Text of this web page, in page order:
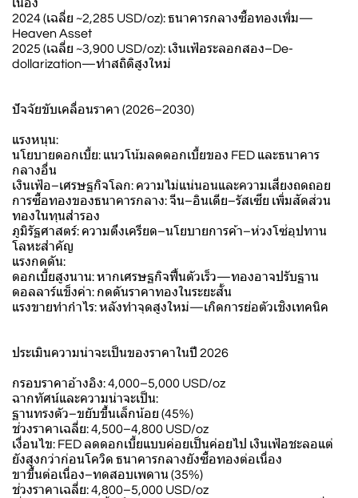
เนื่อง
2024 (เฉลี่ย ~2,285 USD/oz): ธนาคารกลางซื้อทองเพิ่ม—
Heaven Asset
2025 (เฉลี่ย ~3,900 USD/oz): เงินเฟ้อระลอกสอง–De-
dollarization—ทำสถิติสูงใหม่
ปัจจัยขับเคลื่อนราคา (2026–2030)
แรงหนุน:
นโยบายดอกเบี้ย: แนวโน้มลดดอกเบี้ยของ FED และธนาคาร
กลางอื่น
เงินเฟ้อ–เศรษฐกิจโลก: ความไม่แน่นอนและความเสี่ยงถดถอย
การซื้อทองของธนาคารกลาง: จีน–อินเดีย–รัสเซีย เพิ่มสัดส่วน
ทองในทุนสำรอง
ภูมิรัฐศาสตร์: ความตึงเครียด–นโยบายการค้า–ห่วงโซ่อุปทาน
โลหะสำคัญ
แรงกดดัน:
ดอกเบี้ยสูงนาน: หากเศรษฐกิจฟื้นตัวเร็ว—ทองอาจปรับฐาน
ดอลลาร์แข็งค่า: กดดันราคาทองในระยะสั้น
แรงขายทำกำไร: หลังทำจุดสูงใหม่—เกิดการย่อตัวเชิงเทคนิค
ประเมินความน่าจะเป็นของราคาในปี 2026
กรอบราคาอ้างอิง: 4,000–5,000 USD/oz
ฉากทัศน์และความน่าจะเป็น:
ฐานทรงตัว–ขยับขึ้นเล็กน้อย (45%)
ช่วงราคาเฉลี่ย: 4,500–4,800 USD/oz
เงื่อนไข: FED ลดดอกเบี้ยแบบค่อยเป็นค่อยไป เงินเฟ้อชะลอแต่
ยังสูงกว่าก่อนโควิด ธนาคารกลางยังซื้อทองต่อเนื่อง
ขาขึ้นต่อเนื่อง–ทดสอบเพดาน (35%)
ช่วงราคาเฉลี่ย: 4,800–5,000 USD/oz